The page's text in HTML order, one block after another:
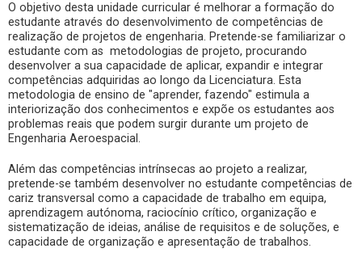
O objetivo desta unidade curricular é melhorar a formação do
estudante através do desenvolvimento de competências de
realização de projetos de engenharia. Pretende-se familiarizar o
estudante com as metodologias de projeto, procurando
desenvolver a sua capacidade de aplicar, expandir e integrar
competências adquiridas ao longo da Licenciatura. Esta
metodologia de ensino de "aprender, fazendo" estimula a
interiorização dos conhecimentos e expõe os estudantes aos
problemas reais que podem surgir durante um projeto de
Engenharia Aeroespacial.
Além das competências intrínsecas ao projeto a realizar,
pretende-se também desenvolver no estudante competências de
cariz transversal como a capacidade de trabalho em equipa,
aprendizagem autónoma, raciocínio crítico, organização e
sistematização de ideias, análise de requisitos e de soluções, e
capacidade de organização e apresentação de trabalhos.